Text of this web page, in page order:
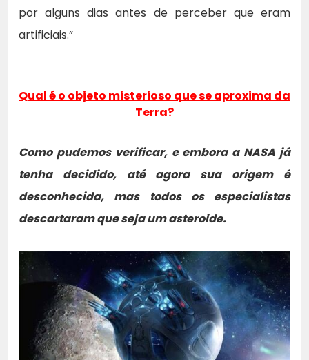
por alguns dias antes de perceber que eram
artificiais.”
Qual é o objeto misterioso que se aproxima da
Terra?
Como pudemos verificar, e embora a NASA já
tenha decidido, até agora sua origem é
desconhecida, mas todos os especialistas
descartaram que seja um asteroide.